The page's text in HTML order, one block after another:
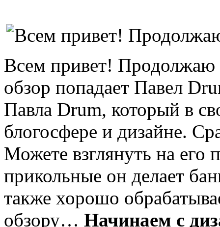
Всем привет! Продолжаю
обзор попадает Павел
Павла Drum, который в
блогосфере и дизайне.
Можете взглянуть на его
прикольные он делает
также хорошо
обзору… Начинаем с